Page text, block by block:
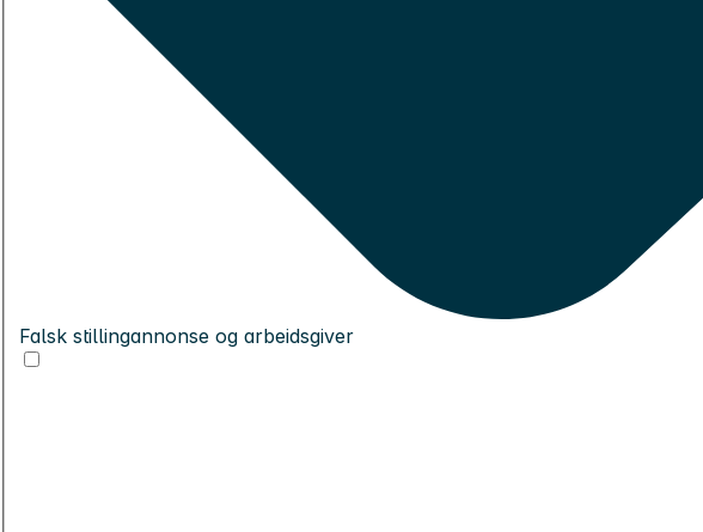
Falsk stillingannonse og arbeidsgiver